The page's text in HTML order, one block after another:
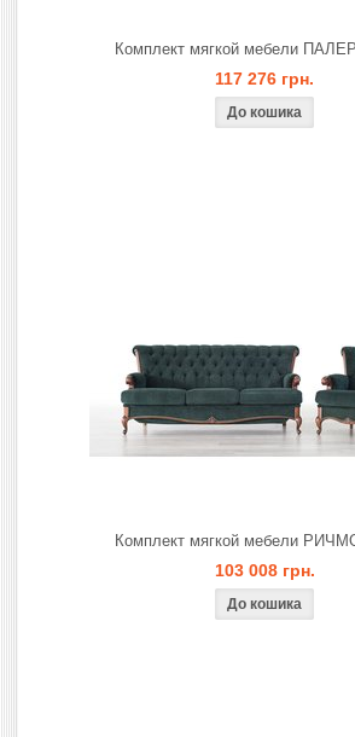
Комплект мягкой мебели
117 276 грн.
Комплект мягкой мебели
103 008 грн.